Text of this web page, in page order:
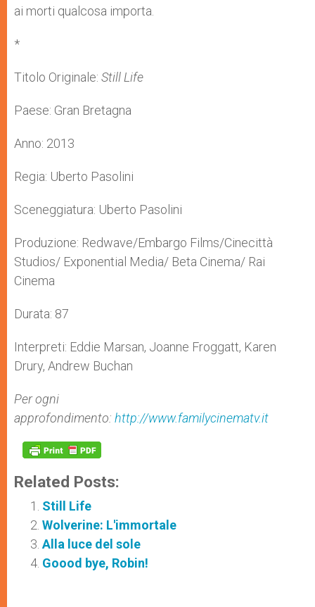
ai morti qualcosa importa.
*
Titolo Originale: Still Life
Paese: Gran Bretagna
Anno: 2013
Regia: Uberto Pasolini
Sceneggiatura: Uberto Pasolini
Produzione: Redwave/Embargo Films/Cinecittà
Studios/ Exponential Media/ Beta Cinema/ Rai
Cinema
Durata: 87
Interpreti: Eddie Marsan, Joanne Froggatt, Karen
Drury, Andrew Buchan
Per ogni
approfondimento: http://www.familycinematv.it
Related Posts:
Still Life
Wolverine: L'immortale
Alla luce del sole
Goood bye, Robin!